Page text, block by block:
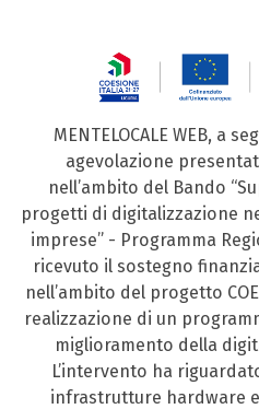
MENTELOCALE WEB, a
agevolazione
nell’ambito del Bando
progetti di digitalizzazione
imprese” - Programma
ricevuto il sostegno
nell’ambito del progetto
realizzazione di un
miglioramento della
L’intervento ha
infrastrutture hardware